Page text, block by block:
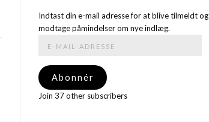
Indtast din e-mail adresse for at blive tilmeldt og
modtage påmindelser om nye indlæg.
adresse
Abonnér
Join 37 other subscribers